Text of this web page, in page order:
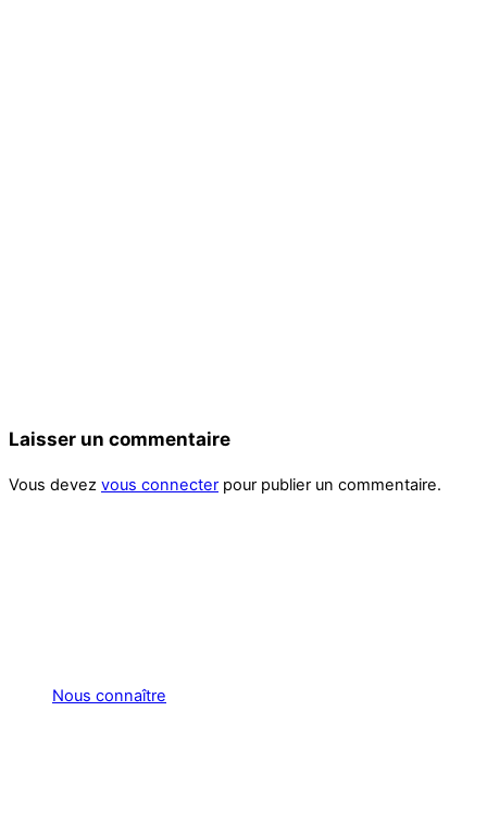
Laisser un commentaire
Vous devez vous connecter pour publier un commentaire.
Nous connaître